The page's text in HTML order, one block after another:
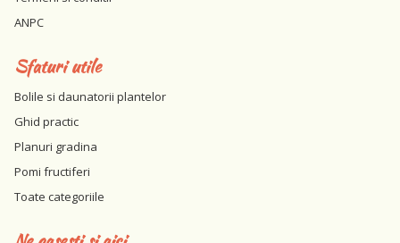
ANPC
Sfaturi utile
Bolile si daunatorii plantelor
Ghid practic
Planuri gradina
Pomi fructiferi
Toate categoriile